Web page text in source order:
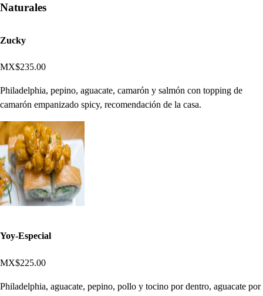
Naturales
Zucky
MX$235.00
Philadelphia, pepino, aguacate, camarón y salmón con topping de
camarón empanizado spicy, recomendación de la casa.
Yoy-Especial
MX$225.00
Philadelphia, aguacate, pepino, pollo y tocino por dentro, aguacate por